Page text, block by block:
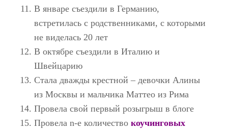
В январе съездили в Германию,
встретилась с родственниками, с которыми
не виделась 20 лет
В октябре съездили в Италию и
Швейцарию
Стала дважды крестной – девочки Алины
из Москвы и мальчика Маттео из Рима
Провела свой первый розыгрыш в блоге
Провела n-e количество коучинговых